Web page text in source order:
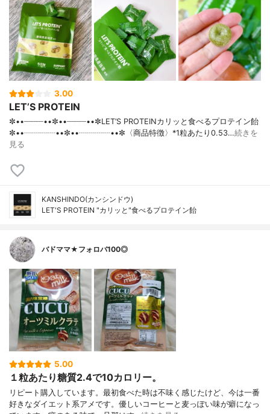
3.00
LET’S PROTEIN
✼••┈┈┈┈••✼••┈┈┈┈••✼LET’S PROTEINカリッと食べるプロテイン飴
✼••┈┈┈┈••✼••┈┈┈┈••✼〈商品特徴〉*1粒あたり0.53…続きを
見る
KANSHINDO(カンシンドウ)
LET'S PROTEIN "カリッと"食べるプロテイン飴
バドママ★フォロバ100◎
5.00
１粒あたり糖質2.4で10カロリー。
リピート購入しています。最初食べた時は不味く感じたけど、今は一番
好きなダイエット系アメです。優しいコーヒーと麦っぽい味が癖になっ